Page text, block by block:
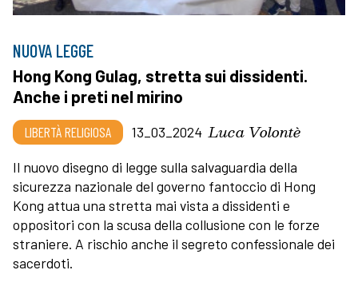
NUOVA LEGGE
Hong Kong Gulag, stretta sui dissidenti.
Anche i preti nel mirino
LIBERTÀ RELIGIOSA 13_03_2024 Luca Volontè
Il nuovo disegno di legge sulla salvaguardia della
sicurezza nazionale del governo fantoccio di Hong
Kong attua una stretta mai vista a dissidenti e
oppositori con la scusa della collusione con le forze
straniere. A rischio anche il segreto confessionale dei
sacerdoti.